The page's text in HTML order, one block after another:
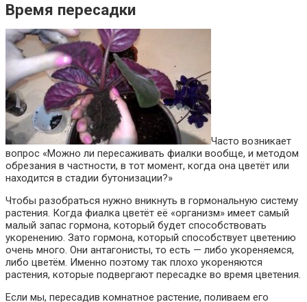
Время пересадки
Часто возникает
вопрос «Можно ли пересаживать фиалки вообще, и методом
обрезания в частности, в тот момент, когда она цветёт или
находится в стадии бутонизации?»
Чтобы разобраться нужно вникнуть в гормональную систему
растения. Когда фиалка цветёт её «организм» имеет самый
малый запас гормона, который будет способствовать
укоренению. Зато гормона, который способствует цветению
очень много. Они антагонисты, то есть — либо укореняемся,
либо цветём. Именно поэтому так плохо укореняются
растения, которые подвергают пересадке во время цветения.
Если мы, пересадив комнатное растение, поливаем его